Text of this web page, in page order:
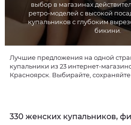
выбор в магазинах
ретро-моделей с высокой
купальников с глубоким
бикини.
Лучшие предложения на одной
купальники из 23 интернет-
Красноярск. Выбирайте, сохраняйте
330 женских купальников,